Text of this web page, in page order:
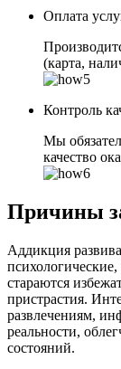
Оплата
(карта,
Контроль
Мы
качество
Причины
Аддикция
стараются
пристрастия.
развлечениям,
реальности,
состояний.